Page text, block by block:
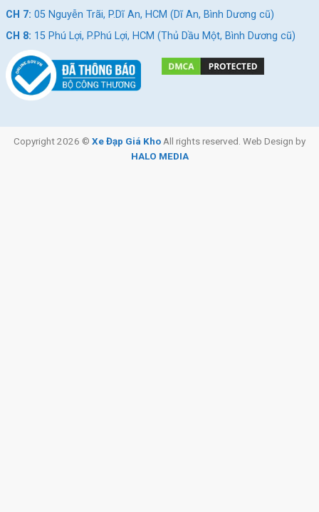
CH 7: 05 Nguyễn Trãi, P.Dĩ An, HCM (Dĩ An, Bình Dương cũ)
CH 8: 15 Phú Lợi, P.Phú Lợi, HCM (Thủ Dầu Một, Bình Dương cũ)
Copyright 2026 © Xe Đạp Giá Kho All rights reserved. Web Design by
HALO MEDIA